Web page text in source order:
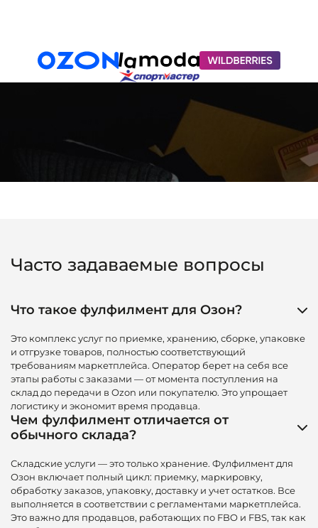
Работа
с маркетплейсами
Часто задаваемые вопросы
Что такое фулфилмент для Озон?
Это комплекс услуг по приемке, хранению, сборке, упаковке
и отгрузке товаров, полностью соответствующий
требованиям маркетплейса. Оператор берет на себя все
этапы работы с заказами — от момента поступления на
склад до передачи в Ozon или покупателю. Это упрощает
логистику и экономит время продавца.
Чем фулфилмент отличается от
обычного склада?
Складские услуги — это только хранение. Фулфилмент для
Озон включает полный цикл: приемку, маркировку,
обработку заказов, упаковку, доставку и учет остатков. Все
выполняется в соответствии с регламентами маркетплейса.
Это важно для продавцов, работающих по FBO и FBS, так как